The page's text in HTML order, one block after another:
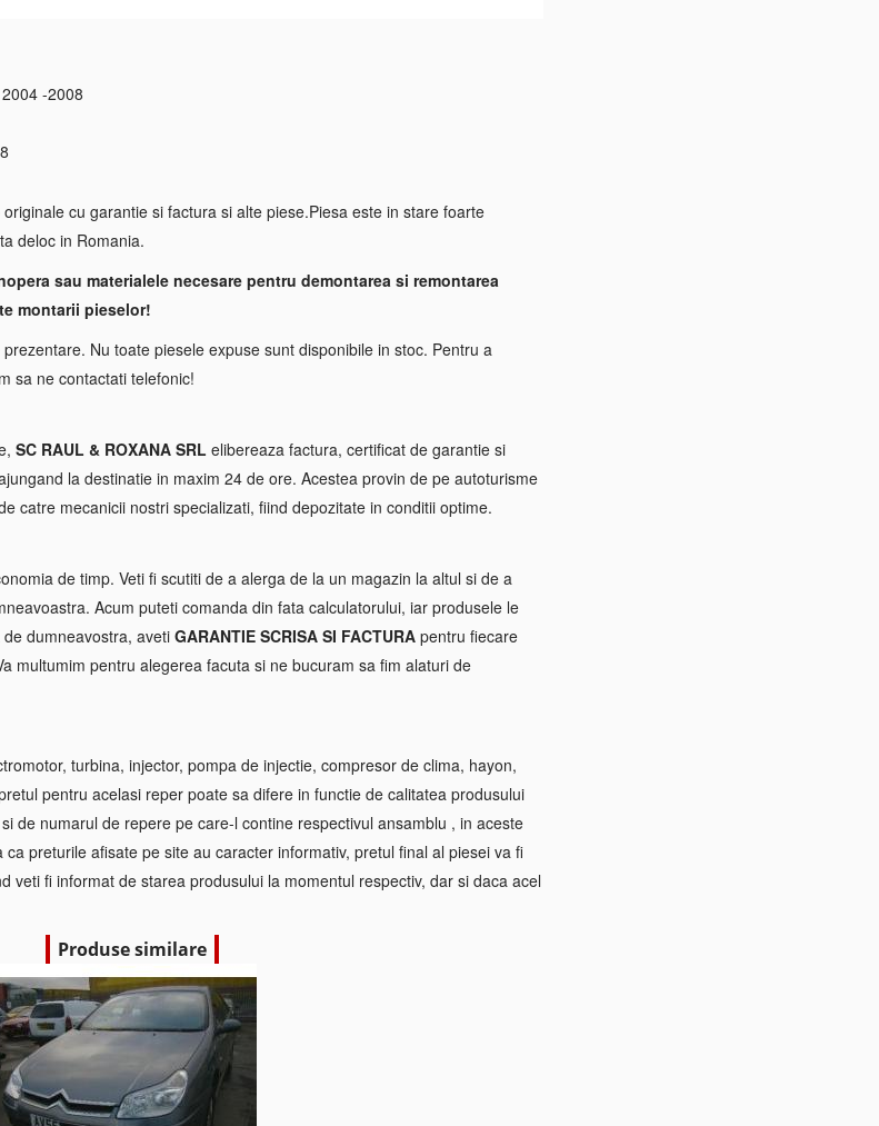
-2008
cu garantie si factura si alte piese.Piesa este in stare foarte
deloc in Romania.
sau materialele necesare pentru demontarea si remontarea
montarii pieselor!
Nu toate piesele expuse sunt disponibile in stoc. Pentru a
sa ne contactati telefonic!
SC RAUL & ROXANA SRL elibereaza factura, certificat de garantie si
la destinatie in maxim 24 de ore. Acestea provin de pe autoturisme
catre mecanicii nostri specializati, fiind depozitate in conditii optime.
de timp. Veti fi scutiti de a alerga de la un magazin la altul si de a
Acum puteti comanda din fata calculatorului, iar produsele le
dumneavostra, aveti GARANTIE SCRISA SI FACTURA pentru fiecare
multumim pentru alegerea facuta si ne bucuram sa fim alaturi de
turbina, injector, pompa de injectie, compresor de clima, hayon,
pentru acelasi reper poate sa difere in functie de calitatea produsului
de numarul de repere pe care-l contine respectivul ansamblu , in aceste
preturile afisate pe site au caracter informativ, pretul final al piesei va fi
veti fi informat de starea produsului la momentul respectiv, dar si daca acel
Produse similare